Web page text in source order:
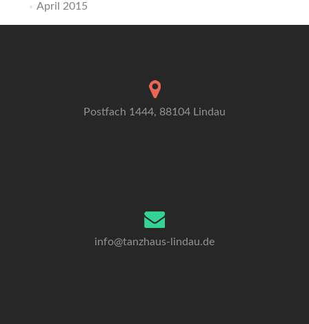
April 2015
Postfach 1444, 88104 Lindau
info@tanzhaus-lindau.de